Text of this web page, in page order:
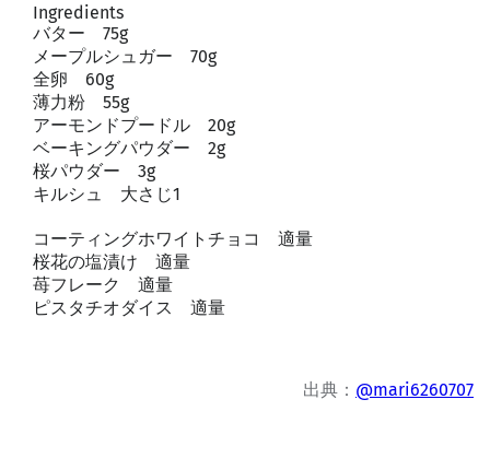
Ingredients
バター 75g
メープルシュガー 70g
全卵 60g
薄力粉 55g
アーモンドプードル 20g
ベーキングパウダー 2g
桜パウダー 3g
キルシュ 大さじ1
コーティングホワイトチョコ 適量
桜花の塩漬け 適量
苺フレーク 適量
ピスタチオダイス 適量
出典： @mari6260707